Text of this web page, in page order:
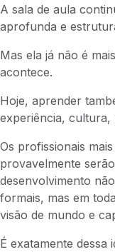
A sala de aula
aprofunda e
Mas ela já não é
acontece.
Hoje, aprender
experiência, cultura,
Os profissionais
provavelmente
desenvolvimento
formais, mas em
visão de mundo e
É exatamente dessa